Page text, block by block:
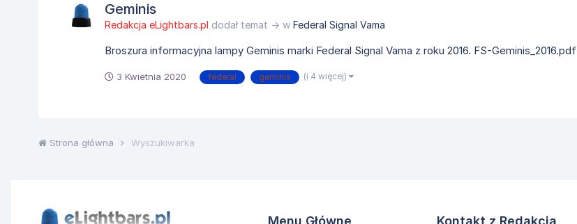
Geminis
Redakcja eLightbars.pl dodał temat → w Federal Signal Vama
Broszura informacyjna lampy Geminis marki Federal Signal Vama z roku 2016. FS-Geminis_2016.pdf
3 Kwietnia 2020 federal geminis (i 4 więcej)
Strona główna Wyszukiwarka
Menu Główne Kontakt z Redakcją